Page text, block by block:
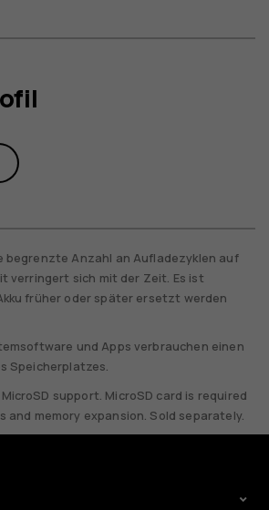
begrenzte Anzahl an Aufladezyklen auf
verringert sich mit der Zeit. Es ist
früher oder später ersetzt werden
und Apps verbrauchen einen
Speicherplatzes.
support. MicroSD card is required
memory expansion. Sold separately.